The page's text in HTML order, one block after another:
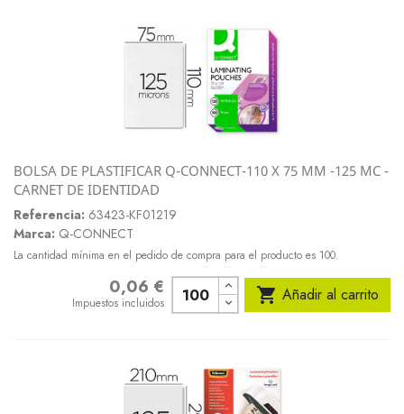
BOLSA DE PLASTIFICAR Q-CONNECT-110 X 75 MM -125 MC -
CARNET DE IDENTIDAD
Referencia: 63423-KF01219
Marca: Q-CONNECT
La cantidad mínima en el pedido de compra para el producto es 100.
0,06 €
Impuestos incluidos  Añadir al carrito